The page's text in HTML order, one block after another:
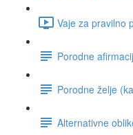
Vaje za pravilno
Porodne
Porodne želje
Alternativne